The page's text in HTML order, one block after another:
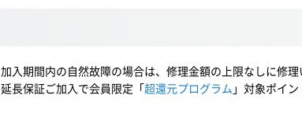
加入期間内の自然故障の場合は、修理金額の上限なしに修理
延長保証ご加入で会員限定「超還元プログラム 」対象ポイン